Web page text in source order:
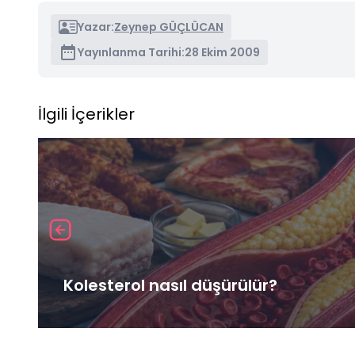
Yazar:Zeynep GÜÇLÜCAN
Yayınlanma Tarihi:28 Ekim 2009
İlgili İçerikler
Kolesterol nasıl düşürülür?